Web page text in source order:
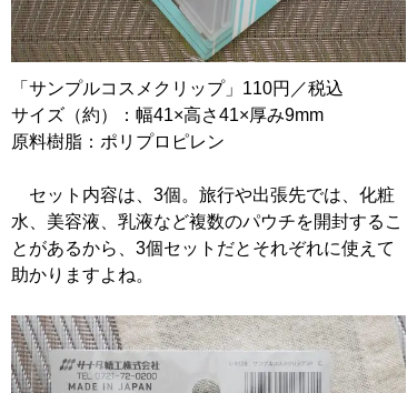
「サンプルコスメクリップ」110円／税込
サイズ（約）：幅41×高さ41×厚み9mm
原料樹脂：ポリプロピレン
セット内容は、3個。旅行や出張先では、化粧
水、美容液、乳液など複数のパウチを開封するこ
とがあるから、3個セットだとそれぞれに使えて
助かりますよね。